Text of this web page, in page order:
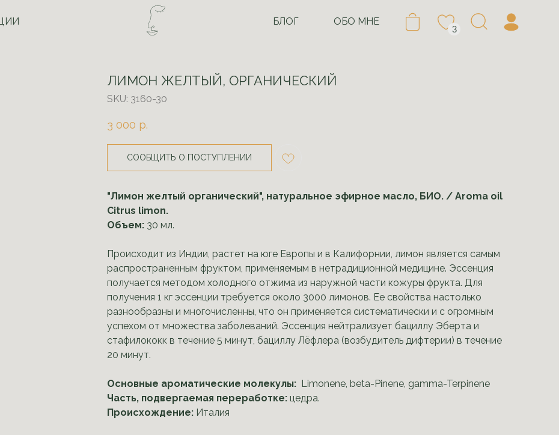
ОБО МНЕ
3
БЛОГ
ЛИМОН ЖЕЛТЫЙ, ОРГАНИЧЕСКИЙ
SKU: 3160-30
3 000 р.
СООБЩИТЬ О ПОСТУПЛЕНИИ
"Лимон желтый органический", натуральное эфирное масло, БИО. / Aroma oil
Citrus limon.
Объем: 30 мл.
Происходит из Индии, растет на юге Европы и в Калифорнии, лимон является самым
распространенным фруктом, применяемым в нетрадиционной медицине. Эссенция
получается методом холодного отжима из наружной части кожуры фрукта. Для
получения 1 кг эссенции требуется около 3000 лимонов. Ее свойства настолько
разнообразны и многочисленны, что он применяется систематически и с огромным
успехом от множества заболеваний. Эссенция нейтрализует бациллу Эберта и
стафилококк в течение 5 минут, бациллу Лёфлера (возбудитель дифтерии) в течение
20 минут.
Основные ароматические молекулы: Limonene, beta-Pinene, gamma-Terpinene
Часть, подвергаемая переработке: цедра.
Происхождение: Италия